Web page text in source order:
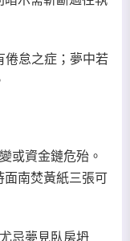
倦怠之症；夢中若
或資金鏈危殆。
面南焚黃紙三張可
忌夢見臥房坍